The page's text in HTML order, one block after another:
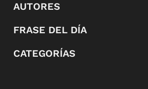
AUTORES
FRASE DEL DÍA
CATEGORÍAS